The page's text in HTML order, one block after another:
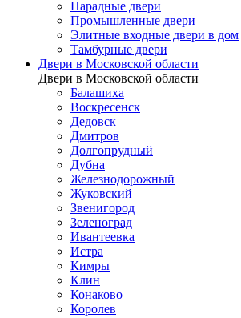
Парадные двери
Промышленные двери
Элитные входные двери в дом
Тамбурные двери
Двери в Московской области
Двери в Московской области
Балашиха
Воскресенск
Дедовск
Дмитров
Долгопрудный
Дубна
Железнодорожный
Жуковский
Звенигород
Зеленоград
Ивантеевка
Истра
Кимры
Клин
Конаково
Королев